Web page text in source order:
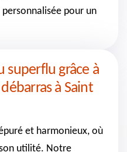
pour un
superflu grâce à
à Saint
et harmonieux, où
utilité. Notre